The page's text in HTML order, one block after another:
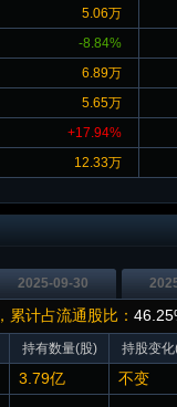
5.06万
-8.84%
6.89万
5.65万
+17.94%
12.33万
2025-09-30
，累计占流通股比：
持有数量(股) 持股变化
3.79亿
不变